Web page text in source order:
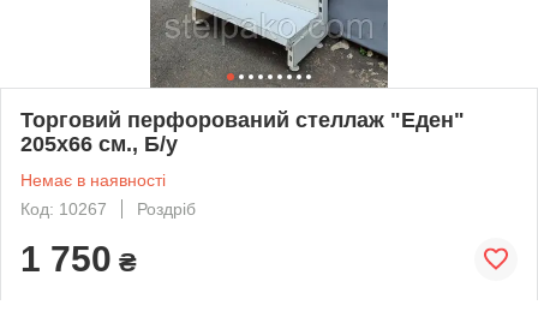
Торговий перфорований стеллаж "Еден"
205х66 см., Б/у
Немає в наявності
Код: 10267
Роздріб
1 750 ₴